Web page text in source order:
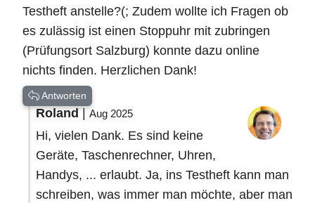
Testheft anstelle?(; Zudem wollte ich Fragen ob
es zulässig ist einen Stoppuhr mit zubringen
(Prüfungsort Salzburg) konnte dazu online
nichts finden. Herzlichen Dank!
Antworten
Roland|Aug 2025
Hi, vielen Dank. Es sind keine
Geräte, Taschenrechner, Uhren,
Handys, ... erlaubt. Ja, ins Testheft kann man
schreiben, was immer man möchte, aber man